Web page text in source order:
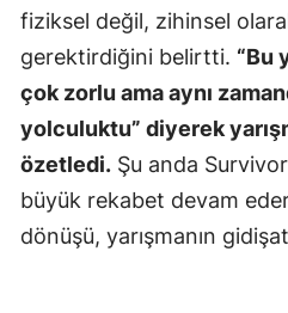
fiziksel değil, zihinsel
gerektirdiğini belirtti. “Bu
çok zorlu ama aynı
yolculuktu” diyerek
özetledi. Şu anda
büyük rekabet devam
dönüşü, yarışmanın